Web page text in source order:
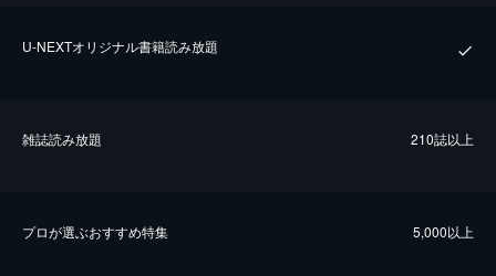
U-NEXTオリジナル書籍読み放題
雑誌読み放題 210誌以上
プロが選ぶおすすめ特集 5,000以上